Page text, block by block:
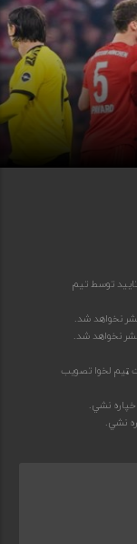
توسط تیم
نخواهد شد.
نخواهد شد.
ټیم لخوا تصویب
خپاره نشي.
نشي.